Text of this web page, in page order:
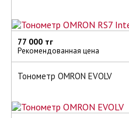
77 000 тг
Рекомендованная цена
Тонометр OMRON EVOLV